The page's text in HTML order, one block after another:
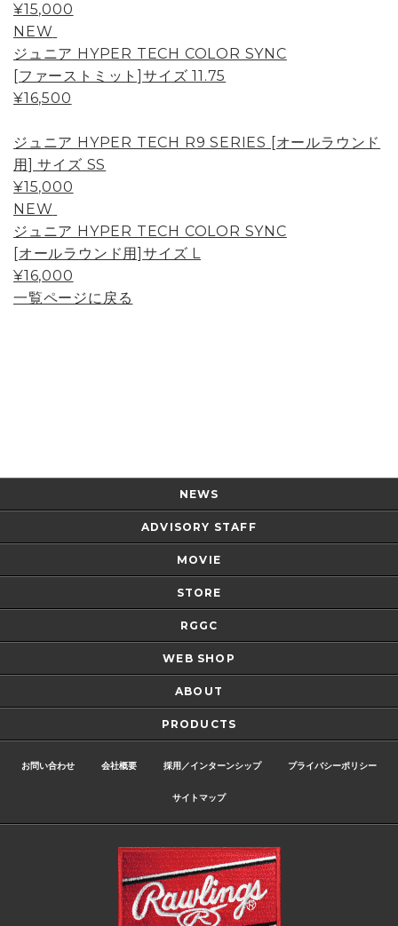
¥15,000
NEW
ジュニア HYPER TECH COLOR SYNC
[ファーストミット]サイズ 11.75
¥16,500
ジュニア HYPER TECH R9 SERIES [オールラウンド
用] サイズ SS
¥15,000
NEW
ジュニア HYPER TECH COLOR SYNC
[オールラウンド用]サイズ L
¥16,000
一覧ページに戻る
NEWS
ADVISORY STAFF
MOVIE
STORE
RGGC
WEB SHOP
ABOUT
PRODUCTS
お問い合わせ 会社概要 採用／インターンシップ プライバシーポリシー
サイトマップ